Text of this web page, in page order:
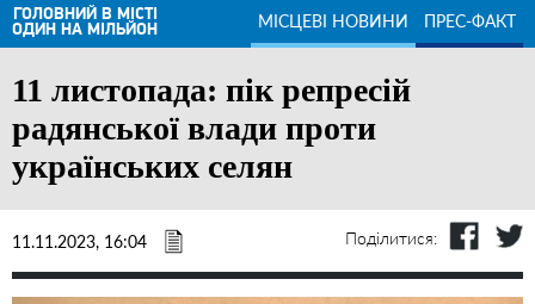
ГОЛОВНИЙ В МІСТІ
ОДИН НА МІЛЬЙОН МІСЦЕВІ НОВИНИ ПРЕС-ФАКТ
11 листопада: пік репресій
радянської влади проти
українських селян
11.11.2023, 16:04 Поділитися: